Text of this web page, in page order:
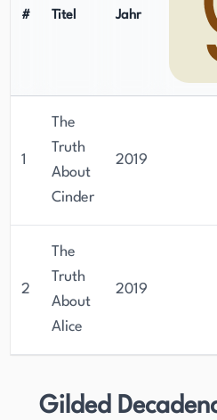
# Titel Jahr
1
The
Truth
About
Cinder
2019
2
The
Truth
About
Alice
2019
Gilded